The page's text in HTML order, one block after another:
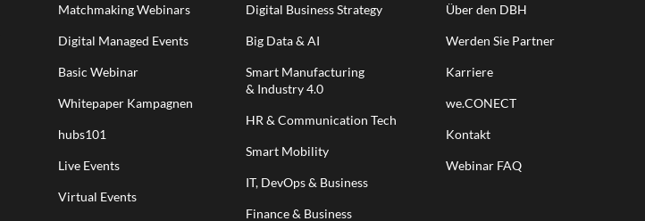
Matchmaking Webinars
Digital Managed Events
Basic Webinar
Whitepaper Kampagnen
hubs101
Live Events
Virtual Events
Digital Business Strategy
Big Data & AI
Smart Manufacturing
& Industry 4.0
HR & Communication Tech
Smart Mobility
IT, DevOps & Business
Finance & Business
Über den DBH
Werden Sie Partner
Karriere
we.CONECT
Kontakt
Webinar FAQ